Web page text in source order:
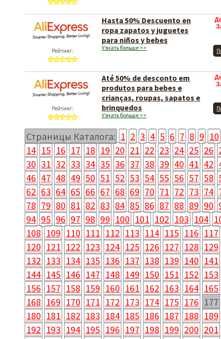
Рейтинг:
Hasta 50% Descuento en
ropa zapatos y juguetes
para niños y bebes
Узнать больше >>
Рейтинг:
Até 50% de desconto em
produtos para bebes e
crianças, roupas, sapatos e
brinquedos
Узнать больше >>
Страницы Каталога: 1 2 3 4 5 6 7 8 9 10
14 15 16 17 18 19 20 21 22 23 24 25 26
30 31 32 33 34 35 36 37 38 39 40 41 42
46 47 48 49 50 51 52 53 54 55 56 57 58
62 63 64 65 66 67 68 69 70 71 72 73 74
78 79 80 81 82 83 84 85 86 87 88 89 90
94 95 96 97 98 99 100 101 102 103 104
108 109 110 111 112 113 114 115 116 117
120 121 122 123 124 125 126 127 128 129
132 133 134 135 136 137 138 139 140 141
144 145 146 147 148 149 150 151 152 153
156 157 158 159 160 161 162 163 164 165
168 169 170 171 172 173 174 175 176 177
180 181 182 183 184 185 186 187 188 189
192 193 194 195 196 197 198 199 200 201